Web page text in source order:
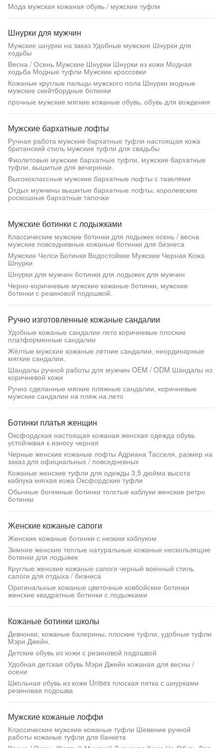
Мода мужская кожаная обувь / мужские туфли
Шнурки для мужчин
Мужские шнурки на заказ Удобные мужские Шнурки для
ходьбы
Весна / Осень Мужские Шнурки Шнурки из кожи Модная
ходьба Модные туфли Мужские кроссовки
Кожаные круглые пальцы мужского пола Шнурки модные
мужские скейтбордные ботинки
прочные мужские мягкие кожаные обувь, обувь для вождения
Мужские бархатные лофты
Ручная работа мужские бархатные туфли настоящая кожа
британский стиль мужские туфли для свадьбы
Фиолетовые мужские бархатные туфли, мужские бархатные
туфли, вышитые для вечеринки.
Высококлассные мужские бархатные лофты с тазелями
Отдых мужчины вышитые бархатные лофты, королевские
роскошные бархатные тапочки
Мужские ботинки с лодыжками
Классические мужские ботинки для лодыжек осень / весна
мужские повседневные кожаные ботинки для бизнеса
Мужские Челси Ботинки Водостойкие Мужские Черная Кожа
Шнурки
Шнурки для мужчин ботинки для лодыжек для мужчин
Черно-коричневые мужские кожаные ботинки, мужские
ботинки с резиновой подошвой.
Ручно изготовленные кожаные сандалии
Удобные кожаные сандалии лето коричневые плоские
платформенные сандалии
Жёлтые мужские кожаные летние сандалии, неординарные
мягкие сандалии.
Шандалы ручной работы для мужчин OEM / ODM Шандалы из
коричневой кожи
Ручно сделанные мягкие пляжные сандалии, коричневые
мужские сандалии на пляж на лето
Ботинки платья женщин
Оксфордская настоящая кожаная женская одежда обувь
устойчивая к износу черная
Черные женские кожаные лофты Адриана Тасселя, размер на
заказ для официальных / повседневных
Кожаные женские туфли для одежды 3,5 дюйма высота
каблука мягкая кожа Оксфордские туфли
Обычные богемные ботинки толстые каблуки женские ретро
ботинки
Женские кожаные сапоги
Женские кожаные ботинки с низким каблуком
Зимние женские теплые натуральные кожаные нескользящие
ботинки для лодыжек
Круглые женские кожаные сапоги черный военный стиль
сапоги для отдыха / бизнеса
Оригинальные кожаные цветочные ковбойские ботинки
женские квадратные ботинки с лодыжками
Кожаные ботинки школы
Девчонки, кожаные балерины, плоские туфли, удобные туфли
Мэри Джейн.
Детские обувь из кожи с резиновой подошвой
Удобная детская обувь Мэри Джейн кожаная для весны /
осени
Школьная обувь из кожи Unisex плоская пятка с шнурками
резиновая подошва
Мужские кожаные лоффи
Классические мужские кожаные туфли Шевение ручной
работы кожаные туфли для банкета